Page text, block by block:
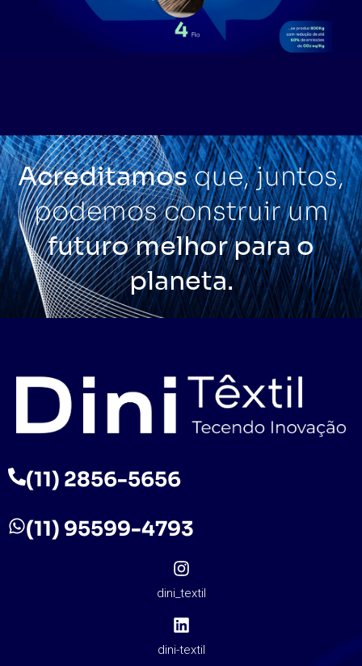
Acreditamosque, juntos,
podemos construir um
futuro melhor para o
planeta.
(11) 2856-5656
(11) 95599-4793
dini_textil
dini-textil